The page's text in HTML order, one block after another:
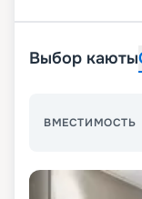
Выбор каюты
ВМЕСТИМОСТЬ